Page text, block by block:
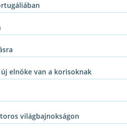
elnöke van a korisoknak
világbajnokságon